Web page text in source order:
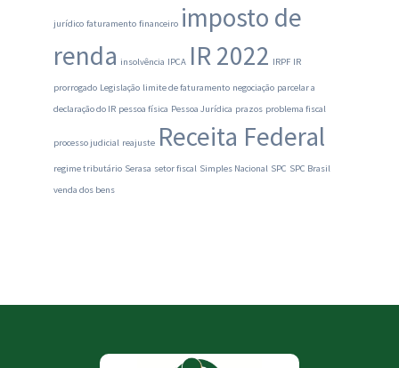
jurídico faturamento financeiro imposto de
renda insolvência IPCA IR 2022 IRPF IR
prorrogado Legislação limite de faturamento negociação parcelar a
declaração do IR pessoa física Pessoa Jurídica prazos problema fiscal
processo judicial reajuste Receita Federal
regime tributário Serasa setor fiscal Simples Nacional SPC SPC Brasil
venda dos bens